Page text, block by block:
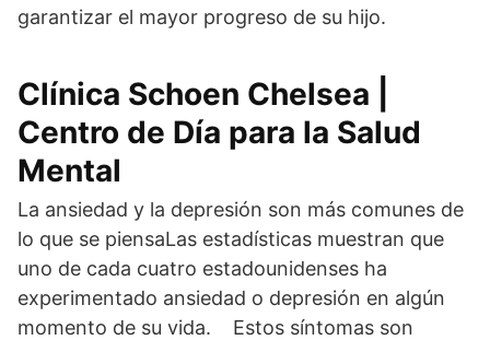
garantizar el mayor progreso de su hijo.
Clínica Schoen Chelsea |
Centro de Día para la Salud
Mental
La ansiedad y la depresión son más comunes de
lo que se piensaLas estadísticas muestran que
uno de cada cuatro estadounidenses ha
experimentado ansiedad o depresión en algún
momento de su vida. Estos síntomas son